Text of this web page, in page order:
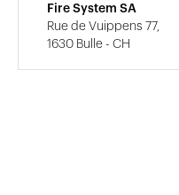
Fire System SA
Rue de Vuippens 77,
1630 Bulle - CH